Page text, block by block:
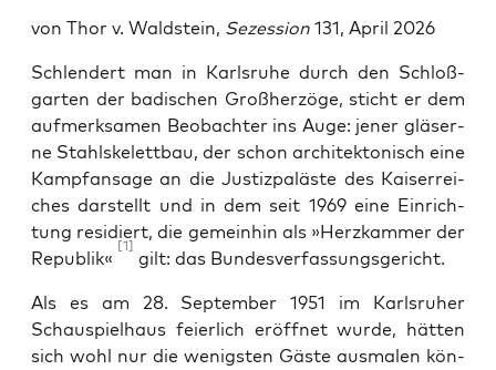
von Thor v. Wald­stein, Sezes­si­on 131, April 2026
Schlen­dert man in Karls­ru­he durch den Schloß­
gar­ten der badi­schen Groß­her­zö­ge, sticht er dem
auf­merk­sa­men Beob­ach­ter ins Auge: jener glä­ser­
ne Stahl­ske­lett­bau, der schon archi­tek­to­nisch eine
Kampf­an­sa­ge an die Jus­tiz­pa­läs­te des Kai­ser­rei­
ches dar­stellt und in dem seit 1969 eine Ein­rich­
tung resi­diert, die gemein­hin als »Herz­kam­mer der
Repu­blik«
[1]
gilt: das Bundesverfassungsgericht.
Als es am 28. Sep­tem­ber 1951 im Karls­ru­her
Schau­spiel­haus fei­er­lich eröff­net wur­de, hät­ten
sich wohl nur die wenigs­ten Gäs­te aus­ma­len kön­